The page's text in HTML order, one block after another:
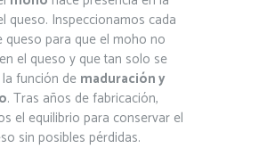
queso. Inspeccionamos cada
queso para que el moho no
el queso y que tan solo se
función de maduración y
. Tras años de fabricación,
el equilibrio para conservar el
sin posibles pérdidas.